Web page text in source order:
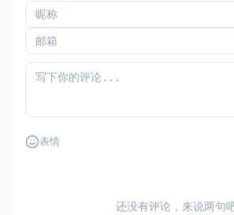
表情
还没有评论，来说两句